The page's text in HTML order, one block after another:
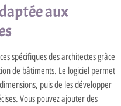
aux
spécifiques des architectes grâce
de bâtiments. Le logiciel permet
puis de les développer
Vous pouvez ajouter des